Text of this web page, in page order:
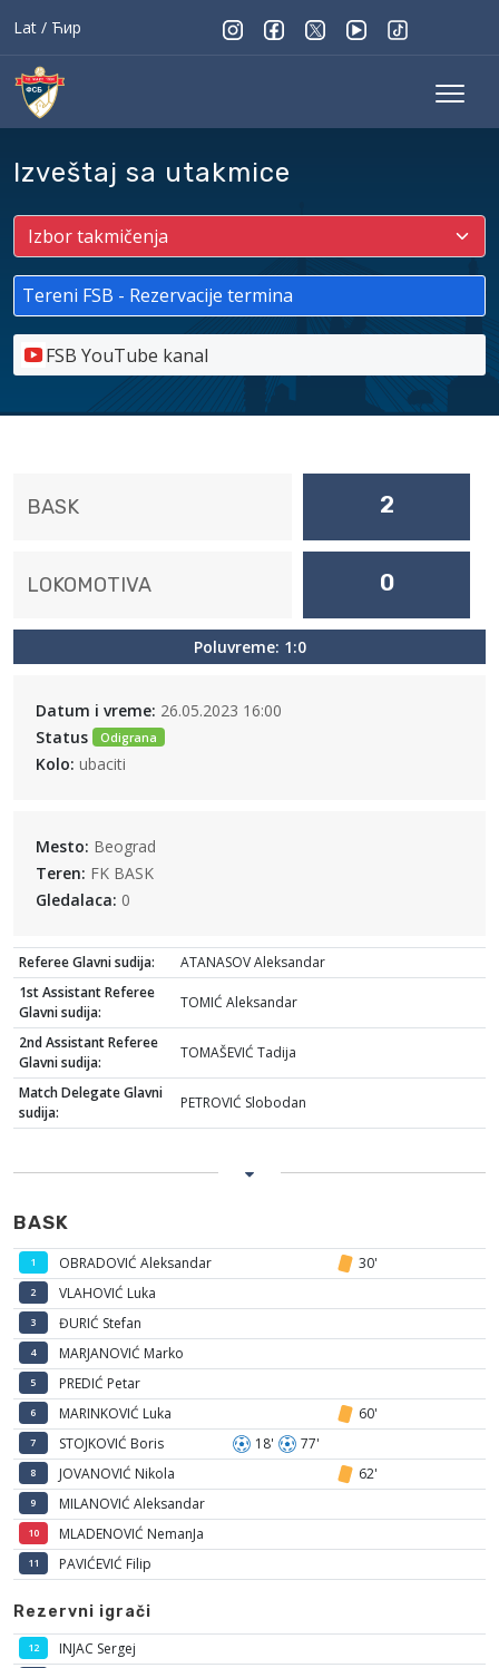
Lat / Ћир
Izveštaj sa utakmice
Tereni FSB - Rezervacije termina
FSB YouTube kanal
BASK 2
LOKOMOTIVA 0
Poluvreme: 1:0
Datum i vreme: 26.05.2023 16:00
Status
Odigrana
Kolo: ubaciti
Mesto: Beograd
Teren: FK BASK
Gledalaca: 0
Referee Glavni sudija:
ATANASOV Aleksandar
1st Assistant Referee
Glavni sudija:
TOMIĆ Aleksandar
2nd Assistant Referee
Glavni sudija:
TOMAŠEVIĆ Tadija
Match Delegate Glavni
sudija:
PETROVIĆ Slobodan
BASK
1 OBRADOVIĆ Aleksandar 30'
2 VLAHOVIĆ Luka
3 ĐURIĆ Stefan
4 MARJANOVIĆ Marko
5 PREDIĆ Petar
6 MARINKOVIĆ Luka 60'
7 STOJKOVIĆ Boris 18' 77'
8 JOVANOVIĆ Nikola 62'
9 MILANOVIĆ Aleksandar
10 MLADENOVIĆ NemanJa
11 PAVIĆEVIĆ Filip
Rezervni igrači
12 INJAC Sergej